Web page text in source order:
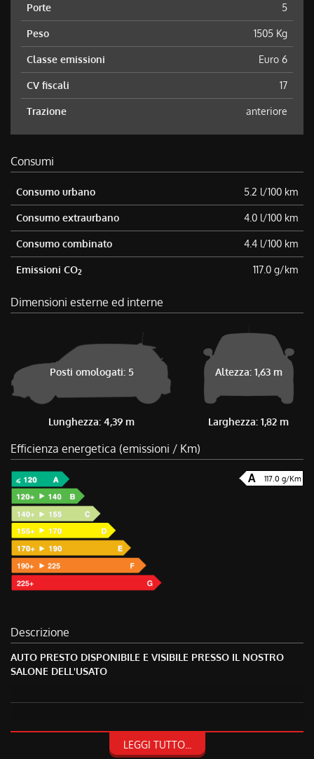
Porte 5
Peso 1505 Kg
Classe emissioni Euro 6
CV fiscali 17
Trazione anteriore
Consumi
Consumo urbano 5.2 l/100 km
Consumo extraurbano 4.0 l/100 km
Consumo combinato 4.4 l/100 km
Emissioni CO2 117.0 g/km
Dimensioni esterne ed interne
Posti omologati: 5
Lunghezza: 4,39 m
Altezza: 1,63 m
Larghezza: 1,82 m
Efficienza energetica (emissioni / Km)
117.0 g/Km
Descrizione
AUTO PRESTO DISPONIBILE E VISIBILE PRESSO IL NOSTRO
SALONE DELL'USATO
NON HAI TROVATO CIO' CHE CERCHI? CONTATTACI O PASSA A
LEGGI TUTTO...